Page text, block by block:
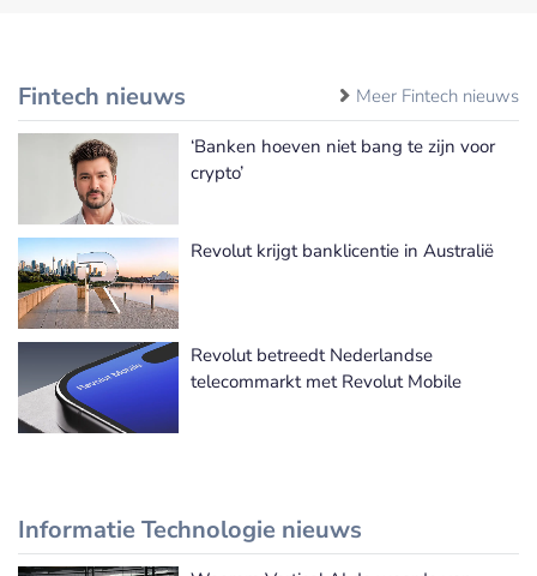
Fintech nieuws Meer Fintech nieuws
‘Banken hoeven niet bang te zijn voor
crypto’
Revolut krijgt banklicentie in Australië
Revolut betreedt Nederlandse
telecommarkt met Revolut Mobile
Informatie Technologie nieuws